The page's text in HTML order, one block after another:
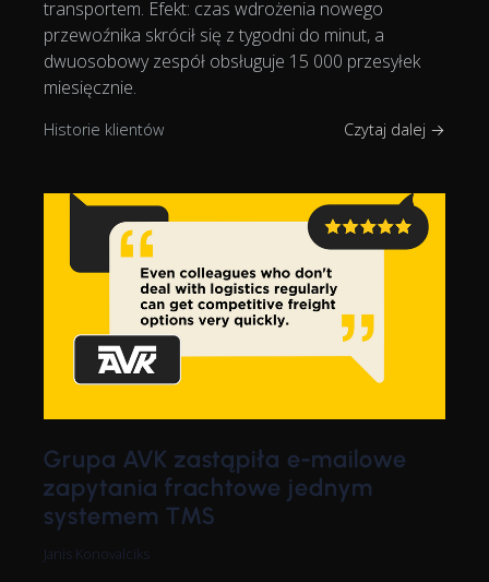
transportem. Efekt: czas wdrożenia nowego
przewoźnika skrócił się z tygodni do minut, a
dwuosobowy zespół obsługuje 15 000 przesyłek
miesięcznie.
Historie klientów Czytaj dalej →
Grupa AVK zastąpiła e-mailowe
zapytania frachtowe jednym
systemem TMS
Janis Konovalciks